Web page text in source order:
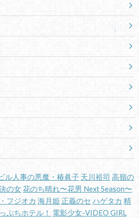
ル人事の悪魔・椿眞子 天川裕司 高嶺の
の女花のち晴れ〜花男 Next Season〜
フジオカ 海月姫 正義のセ ハゲタカ 精
ぷちホテル！ 電影少女-VIDEO GIRL